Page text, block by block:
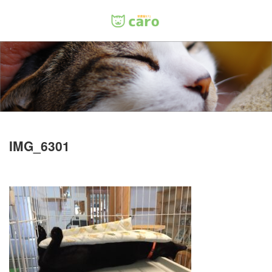
IMG_6301
Menu
ホーム
料金
里親について
お問い合わせ